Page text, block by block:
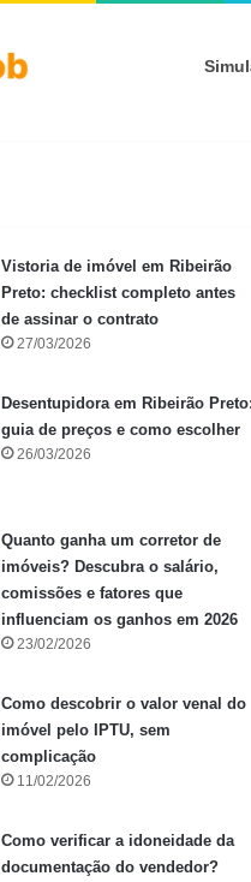
Vistoria de imóvel em Ribeirão
Preto: checklist completo antes
de assinar o contrato
27/03/2026
Desentupidora em Ribeirão Preto:
guia de preços e como escolher
26/03/2026
Quanto ganha um corretor de
imóveis? Descubra o salário,
comissões e fatores que
influenciam os ganhos em 2026
23/02/2026
Como descobrir o valor venal do
imóvel pelo IPTU, sem
complicação
11/02/2026
Como verificar a idoneidade da
documentação do vendedor?